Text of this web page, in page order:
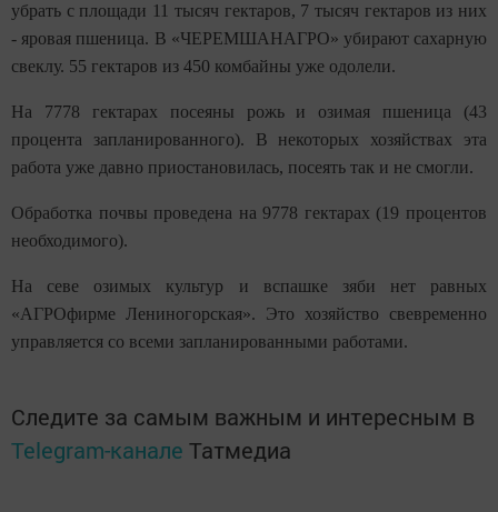
убрать с площади 11 тысяч гектаров, 7 тысяч гектаров из них
- яровая пшеница. В «ЧЕРЕМШАНАГРО» убирают сахарную
свеклу. 55 гектаров из 450 комбайны уже одолели.
На 7778 гектарах посеяны рожь и озимая пшеница (43
процента запланированного). В некоторых хозяйствах эта
работа уже давно приостановилась, посеять так и не смогли.
Обработка почвы проведена на 9778 гектарах (19 процентов
необходимого).
На севе озимых культур и вспашке зяби нет равных
«АГРОфирме Лениногорская». Это хозяйство свевременно
управляется со всеми запланированными работами.
Следите за самым важным и интересным в
Telegram-канале Татмедиа